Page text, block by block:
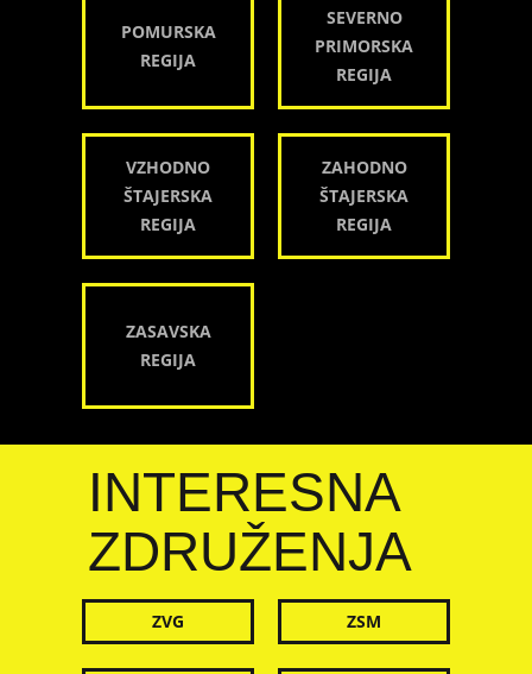
POMURSKA
REGIJA
SEVERNO
PRIMORSKA
REGIJA
VZHODNO
ŠTAJERSKA
REGIJA
ZAHODNO
ŠTAJERSKA
REGIJA
ZASAVSKA
REGIJA
INTERESNA
ZDRUŽENJA
ZVG ZSM